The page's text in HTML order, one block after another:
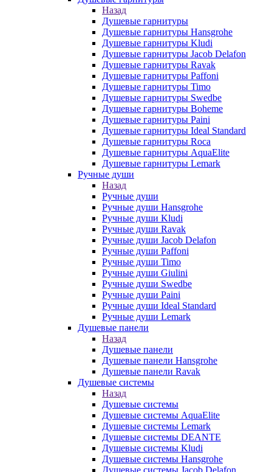
Назад
Душевые гарнитуры
Душевые гарнитуры Hansgrohe
Душевые гарнитуры Kludi
Душевые гарнитуры Jacob Delafon
Душевые гарнитуры Ravak
Душевые гарнитуры Paffoni
Душевые гарнитуры Timo
Душевые гарнитуры Swedbe
Душевые гарнитуры Boheme
Душевые гарнитуры Paini
Душевые гарнитуры Ideal Standard
Душевые гарнитуры Roca
Душевые гарнитуры AquaElite
Душевые гарнитуры Lemark
Ручные души
Назад
Ручные души
Ручные души Hansgrohe
Ручные души Kludi
Ручные души Ravak
Ручные души Jacob Delafon
Ручные души Paffoni
Ручные души Timo
Ручные души Giulini
Ручные души Swedbe
Ручные души Paini
Ручные души Ideal Standard
Ручные души Lemark
Душевые панели
Назад
Душевые панели
Душевые панели Hansgrohe
Душевые панели Ravak
Душевые системы
Назад
Душевые системы
Душевые системы AquaElite
Душевые системы Lemark
Душевые системы DEANTE
Душевые системы Kludi
Душевые системы Hansgrohe
Душевые системы Jacob Delafon